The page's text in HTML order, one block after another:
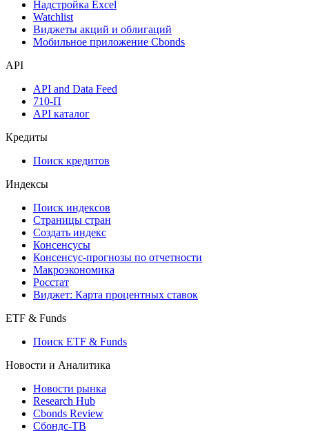
Календарь инвестора
Инструментарий
Мобильное приложение Cbonds
API
API and Data Feed
API каталог
Кредиты
Поиск кредитов
Индексы
Поиск индексов
Страницы стран
Создать индекс
Консенсусы
Макроэкономика
Виджет: Карта процентных ставок
ETF & Funds
Поиск ETF & Funds
Новости и Аналитика